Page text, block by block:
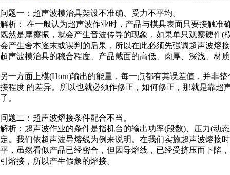
问题一：超声波模治具架设不准确、受力不平均。
解析： 在一般认为超声波作业时，产品与模具表面只要接触
既然是摩擦振，就会产生音波传导的现象，如果单只观察硬件
会产生舍本逐末或误判的后果，所以在此必须先强调超声波熔
超声波模治具的稳合程度、产品截面的高低、肉厚、深浅、材
另一方面上模(Horn)输出的能量，每一点都有其误差值，并非
接程度 的差异。所以也就必须作修正，如何修正，那就是靠
了。
问题二：超声波熔接条件配合不当。
解析：超声波作业的条件是指机台的输出功率(段数)、压力(动
定。我们依超声波导熔线为例来说明。在我们实施超声波熔接
平，虽然看似产品已经密合，但因导熔线，已经受挤压而下陷
引熔接，所以产生假象的熔接。